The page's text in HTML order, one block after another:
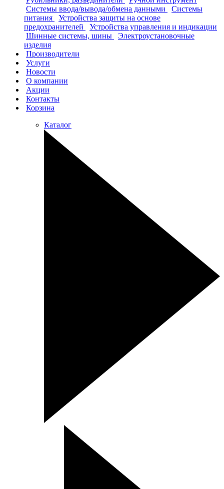
Системы ввода/вывода/обмена данными
Системы
питания
Устройства защиты на основе
предохранителей
Устройства управления и индикации
Шинные системы, шины
Электроустановочные
изделия
Производители
Услуги
Новости
О компании
Акции
Контакты
Корзина
Каталог